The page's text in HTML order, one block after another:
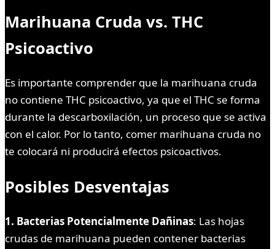
Marihuana Cruda vs. THC
Psicoactivo
Es importante comprender que la marihuana cruda
no contiene THC psicoactivo, ya que el THC se forma
durante la descarboxilación, un proceso que se activa
con el calor. Por lo tanto, comer marihuana cruda no
te colocará ni producirá efectos psicoactivos.
Posibles Desventajas
1. Bacterias Potencialmente Dañinas: Las hojas
crudas de marihuana pueden contener bacterias